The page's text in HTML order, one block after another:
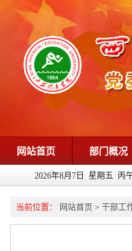
网站首页 部门概况
2026年8月7日 星期五 丙
当前位置： 网站首页 > 干部工